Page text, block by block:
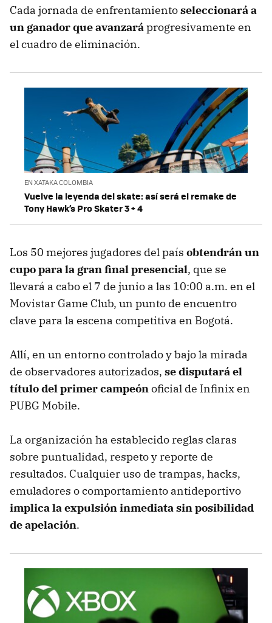
Cada jornada de enfrentamientoseleccionará a
un ganador que avanzaráprogresivamente en
el cuadro de eliminación.
EN XATAKA COLOMBIA
Vuelve la leyenda del skate: así será el remake de
Tony Hawk’s Pro Skater 3 + 4
Los 50 mejores jugadores del país obtendrán un
cupo para la gran final presencial, que se
llevará a cabo el 7 de junio a las 10:00 a.m. en el
Movistar Game Club, un punto de encuentro
clave para la escena competitiva en Bogotá.
Allí, en un entorno controlado y bajo la mirada
de observadores autorizados, se disputará el
título del primer campeónoficial de Infinix en
PUBG Mobile.
La organización ha establecido reglas claras
sobre puntualidad, respeto y reporte de
resultados. Cualquier uso de trampas, hacks,
emuladores o comportamiento antideportivo
implica la expulsión inmediata sin posibilidad
de apelación.